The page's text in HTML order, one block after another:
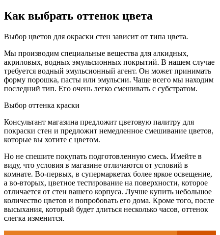
Как выбрать оттенок цвета
Выбор цветов для окраски стен зависит от типа цвета.
Мы производим специальные вещества для алкидных,
акриловых, водных эмульсионных покрытий. В нашем случае
требуется водный эмульсионный агент. Он может принимать
форму порошка, пасты или эмульсии. Чаще всего мы находим
последний тип. Его очень легко смешивать с субстратом.
Выбор оттенка краски
Консультант магазина предложит цветовую палитру для
покраски стен и предложит немедленное смешивание цветов,
которые вы хотите с цветом.
Но не спешите покупать подготовленную смесь. Имейте в
виду, что условия в магазине отличаются от условий в
комнате. Во-первых, в супермаркетах более яркое освещение,
а во-вторых, цветное тестирование на поверхности, которое
отличается от стен вашего корпуса. Лучше купить небольшое
количество цветов и попробовать его дома. Кроме того, после
высыхания, который будет длиться несколько часов, оттенок
слегка изменится.